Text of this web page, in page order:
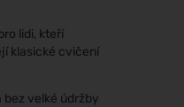
lidi, kteří
klasické cvičení
bez velké údržby